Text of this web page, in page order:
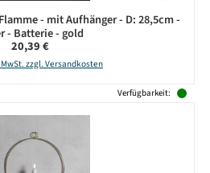
- mit Aufhänger - D: 28,5cm -
- Batterie - gold
Regulärer Preis:
20,39 €
zzgl. Versandkosten
Verfügbarkeit: